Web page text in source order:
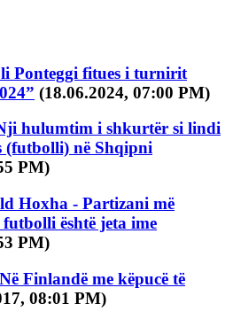
Ponteggi fitues i turnirit
(18.06.2024, 07:00 PM)
hulumtim i shkurtër si lindi
(futbolli) në Shqipni
PM)
Hoxha - Partizani më
është jeta ime
PM)
Finlandë me këpucë të
08:01 PM)